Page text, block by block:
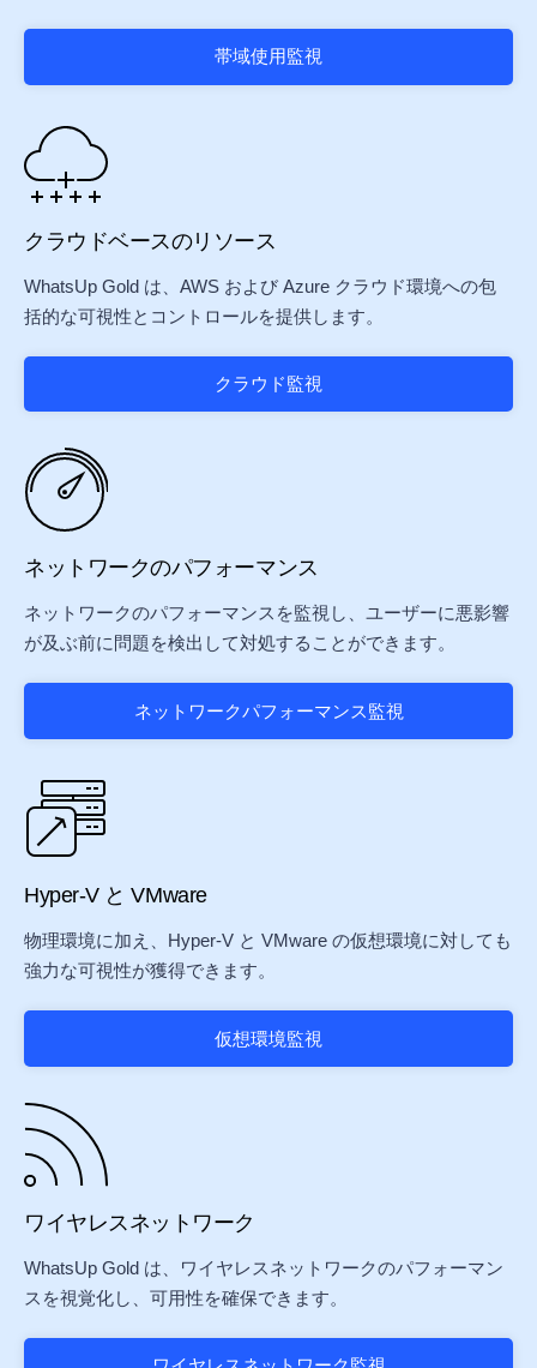
帯域使用監視
クラウドベースのリソース
WhatsUp Gold は、AWS および Azure クラウド環境への包
括的な可視性とコントロールを提供します。
クラウド監視
ネットワークのパフォーマンス
ネットワークのパフォーマンスを監視し、ユーザーに悪影響
が及ぶ前に問題を検出して対処することができます。
ネットワークパフォーマンス監視
Hyper-V と VMware
物理環境に加え、Hyper-V と VMware の仮想環境に対しても
強力な可視性が獲得できます。
仮想環境監視
ワイヤレスネットワーク
WhatsUp Gold は、ワイヤレスネットワークのパフォーマン
スを視覚化し、可用性を確保できます。